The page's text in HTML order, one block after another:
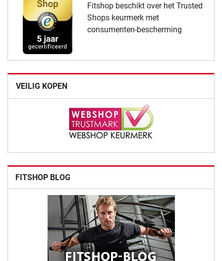
Fitshop beschikt over het Trusted
Shops keurmerk met
consumenten-bescherming
VEILIG KOPEN
FITSHOP BLOG